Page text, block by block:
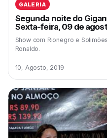
GALERIA
Segunda noite do
Sexta-feira, 09 de
Show com Rionegro e
Ronaldo.
10, Agosto, 2019